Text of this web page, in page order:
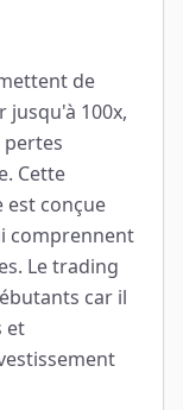
de
jusqu'à 100x,
pertes
Cette
est conçue
comprennent
Le trading
car il
et